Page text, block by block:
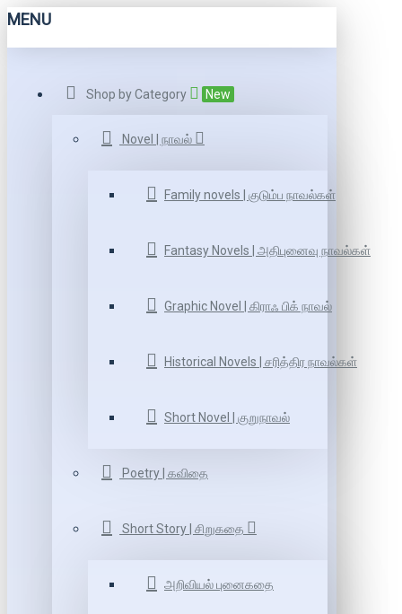
MENU
Shop by Category New
Novel | நாவல்
Family novels | குடும்ப நாவல்கள்
Fantasy Novels | அதிபுனைவு நாவல்கள்
Graphic Novel | கிராஃ பிக் நாவல்
Historical Novels | சரித்திர நாவல்கள்
Short Novel | குறுநாவல்
Poetry | கவிதை
Short Story | சிறுகதை
அறிவியல் புனைகதை